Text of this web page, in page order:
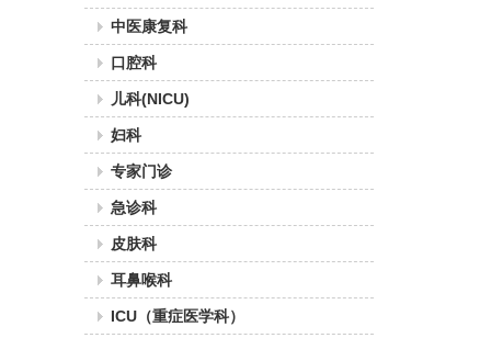
中医康复科
口腔科
儿科(NICU)
妇科
专家门诊
急诊科
皮肤科
耳鼻喉科
ICU（重症医学科）